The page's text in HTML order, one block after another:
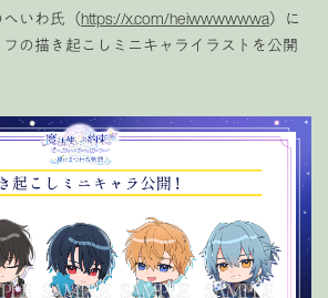
いわ氏（https://x.com/heiwwwwwwa）に
の描き起こしミニキャライラストを公開